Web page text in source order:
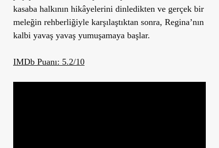
kasaba halkının hikâyelerini dinledikten ve gerçek bir
meleğin rehberliğiyle karşılaştıktan sonra, Regina’nın
kalbi yavaş yavaş yumuşamaya başlar.
IMDb Puanı: 5.2/10